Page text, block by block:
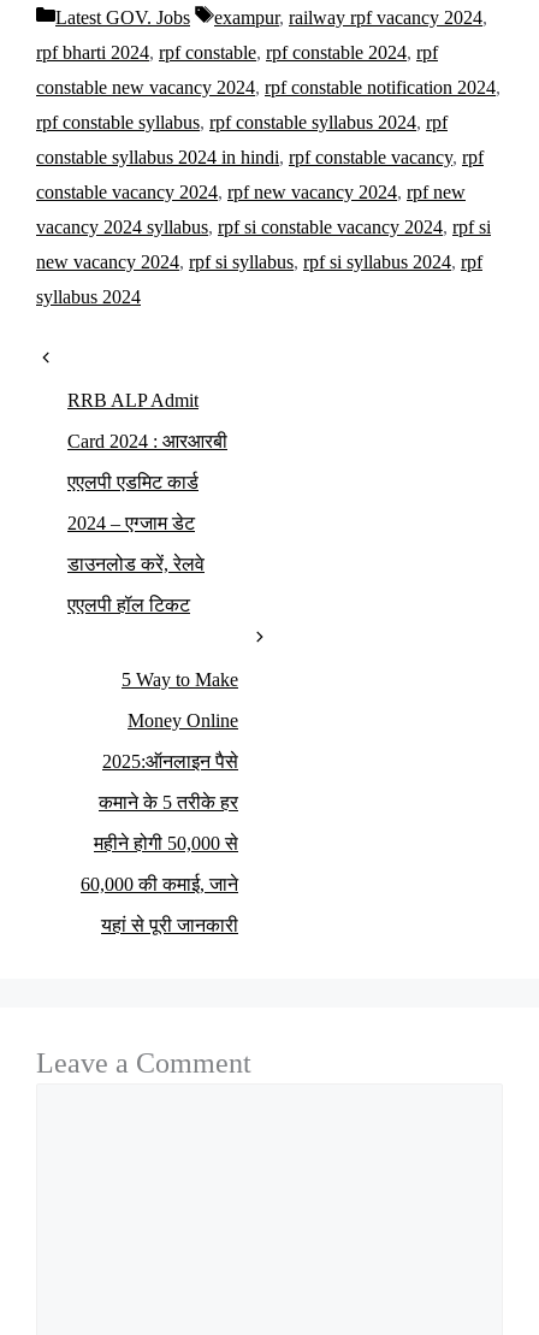
Latest GOV. Jobs exampur, railway rpf vacancy 2024,
rpf bharti 2024, rpf constable, rpf constable 2024, rpf
constable new vacancy 2024, rpf constable notification 2024,
rpf constable syllabus, rpf constable syllabus 2024, rpf
constable syllabus 2024 in hindi, rpf constable vacancy, rpf
constable vacancy 2024, rpf new vacancy 2024, rpf new
vacancy 2024 syllabus, rpf si constable vacancy 2024, rpf si
new vacancy 2024, rpf si syllabus, rpf si syllabus 2024, rpf
syllabus 2024
RRB ALP Admit
Card 2024 : आरआरबी
एएलपी एडमिट कार्ड
2024 – एग्जाम डेट
डाउनलोड करें, रेलवे
एएलपी हॉल टिकट
5 Way to Make
Money Online
2025:ऑनलाइन पैसे
कमाने के 5 तरीके हर
महीने होगी 50,000 से
60,000 की कमाई, जाने
यहां से पूरी जानकारी
Leave a Comment